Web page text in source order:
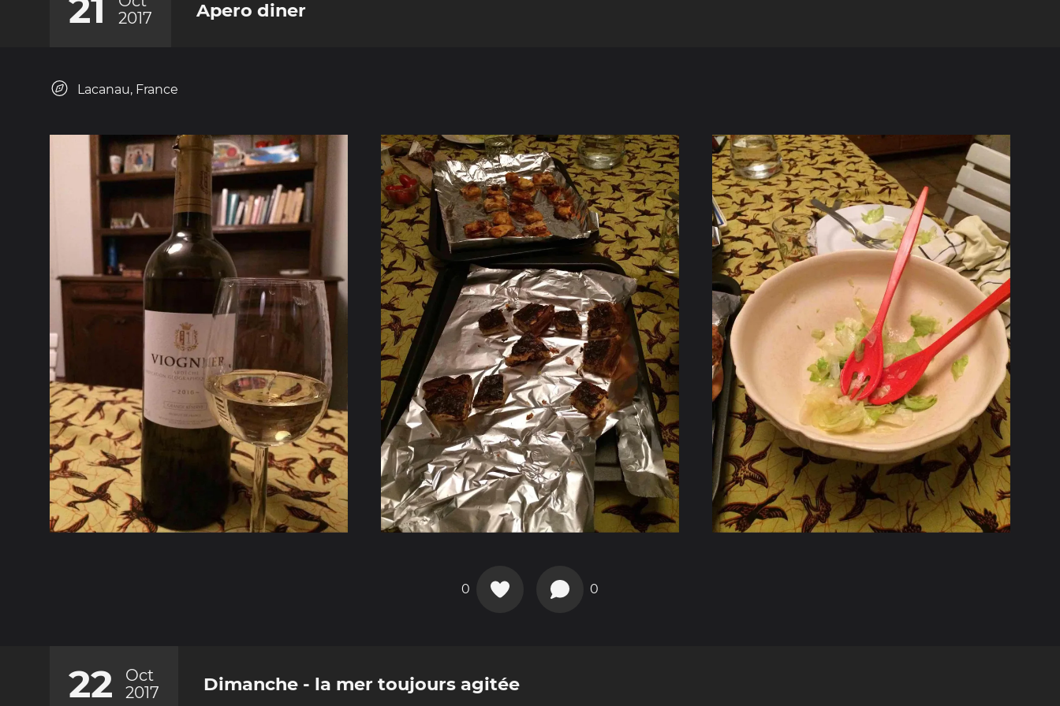
21
2017
Apero diner
Lacanau, France
0 0
22
Oct
2017
Dimanche - la mer toujours agitée